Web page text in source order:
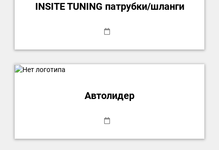
INSITE TUNING патрубки/шланги
Автолидер